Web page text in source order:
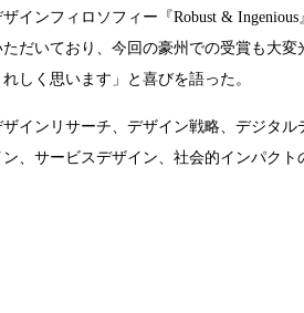
インフィロソフィー『Robust & Ingenious
だいており、今回の豪州での受賞も大変
しく思います」と喜びを語った。
インリサーチ、デザイン戦略、デジタル
、サービスデザイン、社会的インパクト